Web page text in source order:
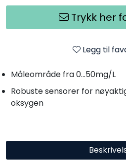
Trykk her
Legg til
Måleområde fra 0...50mg/L
Robuste sensorer for
oksygen